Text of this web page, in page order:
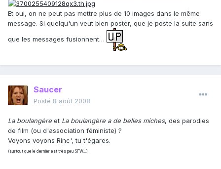
Et oui, on ne peut pas mettre plus de 10 images dans le même
message. Si quelqu'un veut bien poster, que je poste la suite sans
que les messages fusionnent…
Saucer
Posté 8 août 2008
La boulangère et La boulangère a de belles miches, des parodies
de film (ou d'association féministe) ?
Voyons voyons Rinc', tu t'égares.
(surtout que le dernier est très peu SFW…)